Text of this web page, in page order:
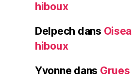
hiboux
Delpech dans
hiboux
Yvonne dans